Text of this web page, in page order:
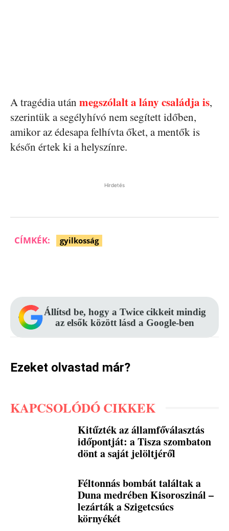
A tragédia után megszólalt a lány családja is,
szerintük a segélyhívó nem segített időben,
amikor az édesapa felhívta őket, a mentők is
későn értek ki a helyszínre.
Hirdetés
CÍMKÉK: gyilkosság
Állítsd be, hogy a Twice cikkeit mindig
az elsők között lásd a Google-ben
Ezeket olvastad már?
KAPCSOLÓDÓ CIKKEK
Kitűzték az államfőválasztás
időpontját: a Tisza szombaton
dönt a saját jelöltjéről
Féltonnás bombát találtak a
Duna medrében Kisoroszinál –
lezárták a Szigetcsúcs
környékét